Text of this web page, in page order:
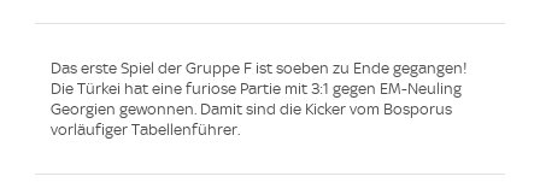
Das erste Spiel der Gruppe F ist soeben zu Ende gegangen!
Die Türkei hat eine furiose Partie mit 3:1 gegen EM-Neuling
Georgien gewonnen. Damit sind die Kicker vom Bosporus
vorläufiger Tabellenführer.